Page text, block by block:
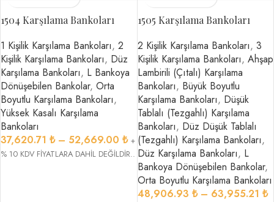
1504 Karşılama Bankoları
1 Kişilik Karşılama Bankoları, 2
Kişilik Karşılama Bankoları, Düz
Karşılama Bankoları, L Bankoya
Dönüşebilen Bankolar, Orta
Boyutlu Karşılama Bankoları,
Yüksek Kasalı Karşılama
Bankoları
37,620.71 ₺ – 52,669.00 ₺ +
% 10 KDV FİYATLARA DAHİL DEĞİLDİR..
1505 Karşılama Bankoları
2 Kişilik Karşılama Bankoları, 3
Kişilik Karşılama Bankoları, Ahşap
Lambirili (Çıtalı) Karşılama
Bankoları, Büyük Boyutlu
Karşılama Bankoları, Düşük
Tablalı (Tezgahlı) Karşılama
Bankoları, Düz Düşük Tablalı
(Tezgahlı) Karşılama Bankoları,
Düz Karşılama Bankoları, L
Bankoya Dönüşebilen Bankolar,
Orta Boyutlu Karşılama Bankoları
48,906.93 ₺ – 63,955.21 ₺